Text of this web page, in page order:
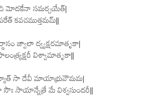
మోదకేనా సమర్చయేత్|
కవచముత్తమమ్||
జ్వాలా ద్వ్యక్షరమాతృకా|
విశ్వామాతృకా||
సా దేవీ మాయాభ్రువౌమమ|
సాయాన్నేత్రే మే విశ్వసుందరీ||